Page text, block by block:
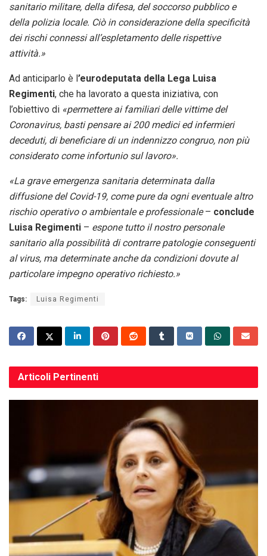
sanitario militare, della difesa, del soccorso pubblico e
della polizia locale. Ciò in considerazione della specificità
dei rischi connessi all’espletamento delle rispettive
attività.»
Ad anticiparlo è l’eurodeputata della Lega Luisa
Regimenti, che ha lavorato a questa iniziativa, con
l’obiettivo di «permettere ai familiari delle vittime del
Coronavirus, basti pensare ai 200 medici ed infermieri
deceduti, di beneficiare di un indennizzo congruo, non più
considerato come infortunio sul lavoro».
«La grave emergenza sanitaria determinata dalla
diffusione del Covid-19, come pure da ogni eventuale altro
rischio operativo o ambientale e professionale– conclude
Luisa Regimenti – espone tutto il nostro personale
sanitario alla possibilità di contrarre patologie conseguenti
al virus, ma determinate anche da condizioni dovute al
particolare impegno operativo richiesto.»
Tags: Luisa Regimenti
Articoli Pertinenti